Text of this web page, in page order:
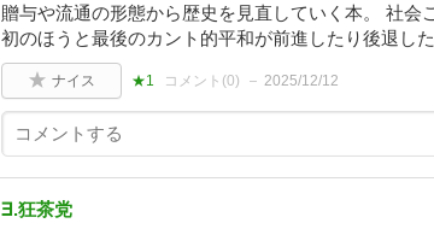
贈与や流通の形態から歴史を見直していく本。 社会
初のほうと最後のカント的平和が前進したり後退し
ナイス ★1 コメント(0) 2025/12/12
∃.狂茶党